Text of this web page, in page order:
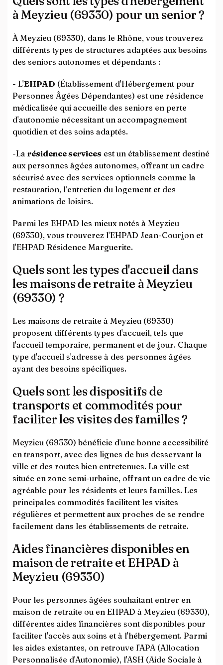
à Meyzieu (69330) pour un senior ?
À Meyzieu (69330), dans le Rhône, vous trouverez
différents types de structures adaptées aux besoins
des seniors autonomes et dépendants :
- L'EHPAD (Établissement d'Hébergement pour
Personnes Âgées Dépendantes) est une résidence
médicalisée qui accueille des seniors en perte
d'autonomie nécessitant un accompagnement
quotidien et des soins adaptés.
-La résidence services est un établissement destiné
aux personnes âgées autonomes, offrant un cadre
sécurisé avec des services optionnels comme la
restauration, l’entretien du logement et des
animations de loisirs.
Parmi les EHPAD les mieux notés à Meyzieu
(69330), vous trouverez l'EHPAD Jean-Courjon et
l'EHPAD Résidence Marguerite.
Quels sont les types d'accueil dans
les maisons de retraite à Meyzieu
(69330) ?
Les maisons de retraite à Meyzieu (69330)
proposent différents types d'accueil, tels que
l'accueil temporaire, permanent et de jour. Chaque
type d'accueil s'adresse à des personnes âgées
ayant des besoins spécifiques.
Quels sont les dispositifs de
transports et commodités pour
faciliter les visites des familles ?
Meyzieu (69330) bénéficie d'une bonne accessibilité
en transport, avec des lignes de bus desservant la
ville et des routes bien entretenues. La ville est
située en zone semi-urbaine, offrant un cadre de vie
agréable pour les résidents et leurs familles. Les
principales commodités facilitent les visites
régulières et permettent aux proches de se rendre
facilement dans les établissements de retraite.
Aides financières disponibles en
maison de retraite et EHPAD à
Meyzieu (69330)
Pour les personnes âgées souhaitant entrer en
maison de retraite ou en EHPAD à Meyzieu (69330),
différentes aides financières sont disponibles pour
faciliter l'accès aux soins et à l'hébergement. Parmi
les aides existantes, on retrouve l'APA (Allocation
Personnalisée d'Autonomie), l'ASH (Aide Sociale à